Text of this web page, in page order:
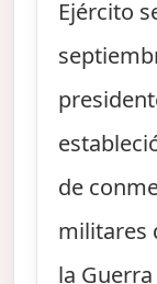
Ejército
de
militares
la